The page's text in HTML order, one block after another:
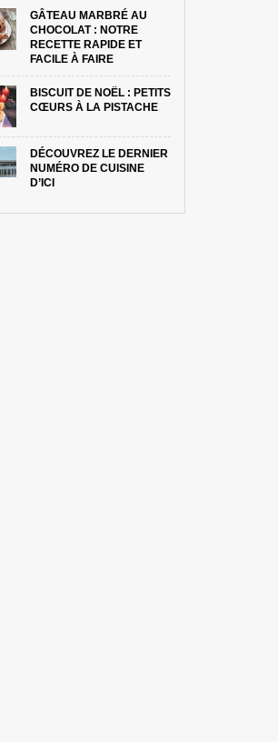
GÂTEAU MARBRÉ AU
CHOCOLAT : NOTRE
RECETTE RAPIDE ET
FACILE À FAIRE
BISCUIT DE NOËL : PETITS
CŒURS À LA PISTACHE
DÉCOUVREZ LE DERNIER
NUMÉRO DE CUISINE
D’ICI